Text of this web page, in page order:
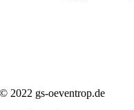
© 2022 gs-oeventrop.de